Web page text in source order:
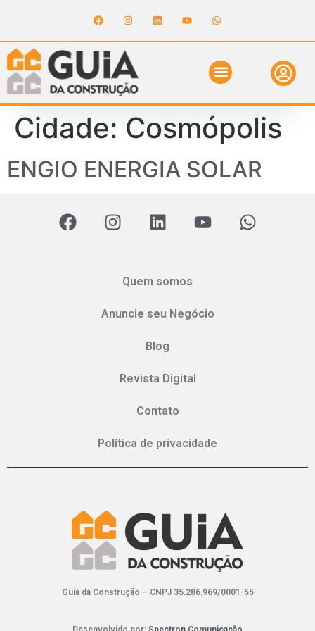
Cidade: Cosmópolis
ENGIO ENERGIA SOLAR
Quem somos
Anuncie seu Negócio
Blog
Revista Digital
Contato
Política de privacidade
Guia da Construção – CNPJ 35.286.969/0001-55